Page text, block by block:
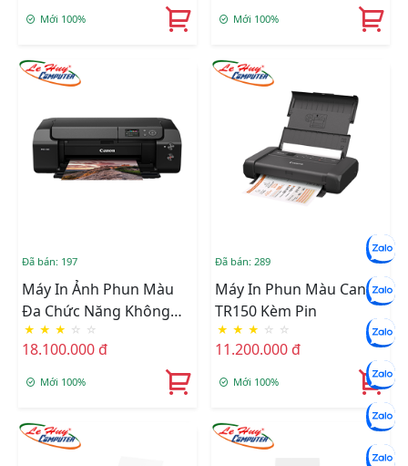
Mới 100% Mới 100%
Đã bán: 197
Máy In Ảnh Phun Màu
Đa Chức Năng Không
Dây Canon
ImagePROGRAF PRO-
300
★ ★ ★ ☆ ☆
18.100.000 đ
Mới 100%
Đã bán: 289
Máy In Phun Màu Canon
TR150 Kèm Pin
★ ★ ★ ☆ ☆
11.200.000 đ
Mới 100%